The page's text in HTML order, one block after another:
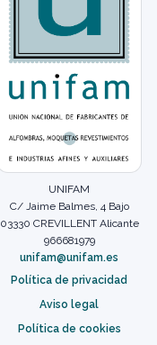
UNIFAM
C/ Jaime Balmes, 4 Bajo
03330 CREVILLENT Alicante
966681979
unifam@unifam.es
Política de privacidad
Aviso legal
Política de cookies